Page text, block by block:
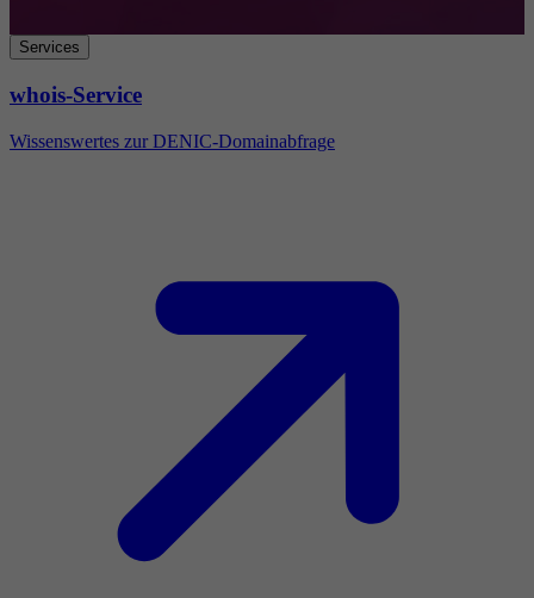
Services
whois-Service
Wissenswertes zur DENIC-Domainabfrage